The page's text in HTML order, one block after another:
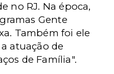
no RJ. Na época,
Gente
Também foi ele
atuação de
de Família".